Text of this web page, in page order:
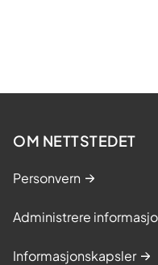
OM NETTSTEDET
Personvern
Administrere
Informasjonskapsler